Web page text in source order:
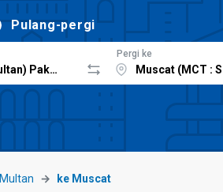
Pulang-pergi
Pergi ke
Multan ke Muscat